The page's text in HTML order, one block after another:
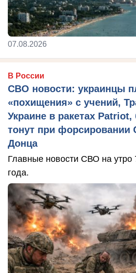
07.08.2026
В России
СВО новости: украинцы
«похищения» с учений,
Украине в ракетах
тонут при форсировании
Донца
Главные новости СВО на утро
года.